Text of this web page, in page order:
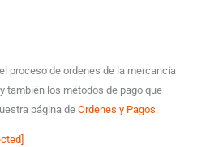
proceso de ordenes de la mercancía
también los métodos de pago que
página de Ordenes y Pagos.